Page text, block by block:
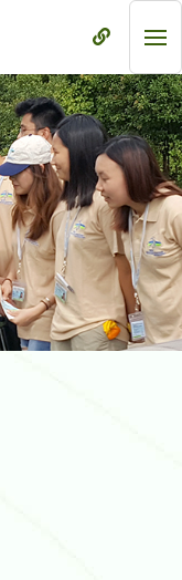
流
式
目
錄
流
動
式
目
錄